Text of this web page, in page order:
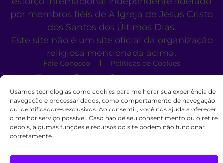
Usamos tecnologias como cookies para melhorar sua experiência de
navegação e processar dados, como comportamento de navegação
ou identificadores exclusivos. Ao consentir, você nos ajuda a oferecer
o melhor serviço possível. Caso não dê seu consentimento ou o retire
depois, algumas funções e recursos do site podem não funcionar
corretamente.
por membros fiéis de A Igreja de Jesus Cristo
dos Santos dos Últimos Dias.
Este site não é um site oficial da organização
religiosa mencionada acima.
Fale Conosco Políticas de Cookies